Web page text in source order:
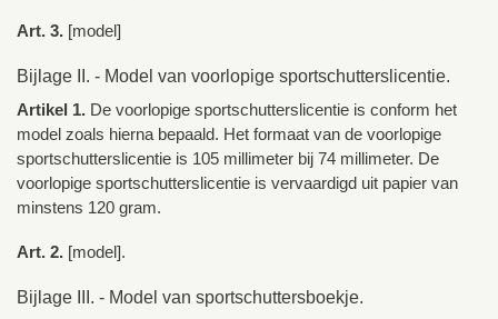
Art. 3. [model]
Bijlage II. - Model van voorlopige sportschutterslicentie.
Artikel 1. De voorlopige sportschutterslicentie is conform het
model zoals hierna bepaald. Het formaat van de voorlopige
sportschutterslicentie is 105 millimeter bij 74 millimeter. De
voorlopige sportschutterslicentie is vervaardigd uit papier van
minstens 120 gram.
Art. 2. [model].
Bijlage III. - Model van sportschuttersboekje.